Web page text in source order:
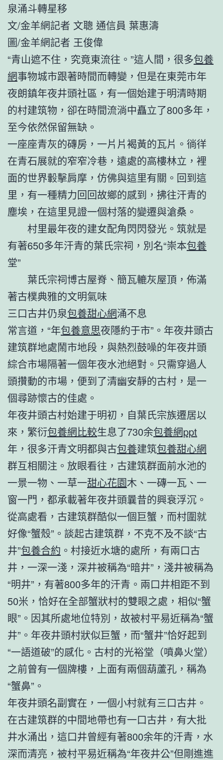
泉涌斗轉星移
文/金羊網記者 文聰 通信員 葉惠濤
圖/金羊網記者 王俊偉
“青山遮不住，究竟東流往。”這人間，很多包養
網事物城市跟著時間而轉變，但是在東莞市年
夜朗鎮年夜井頭社區，有一個始建于明清時期
的村建筑物，卻在時間流淌中矗立了800多年，
至今依然保留無缺。
一座座青灰的磚房，一片片褐黃的瓦片。徜徉
在青石展就的窄窄冷巷，遠處的高樓林立，裡
面的世界轂擊肩摩，仿佛與這里有關。回到這
里，有一種精力回回故鄉的感到，拂往汗青的
塵埃，在這里見證一個村落的變遷與滄桑。
村里最年夜的建女配角閃閃發光。筑就是
有著650多年汗青的葉氏宗祠，別名“崇本包養
堂”
葉氏宗祠博古屋脊、簡瓦轆灰屋頂，佈滿
著古樸典雅的文明氣味
三口古井仍泉包養甜心網涌不息
常言道，“年包養意思夜隱約于市”。年夜井頭古
建筑群地處鬧市地段，與熱烈鼓噪的年夜井頭
綜合市場隔著一個年夜水池絕對。只需穿過人
頭攢動的市場，便到了清幽安靜的古村，是一
個尋跡懷古的佳處。
年夜井頭古村始建于明初，自葉氏宗族遷居以
來，繁衍包養網比較生息了730余包養網ppt
年，很多汗青文明都與古包養建筑包養甜心網
群互相關注。放眼看往，古建筑群面前水池的
一景一物、一草一甜心花園木、一磚一瓦、一
窗一門，都承載著年夜井頭曩昔的興衰浮沉。
從高處看，古建筑群酷似一個巨蟹，而村圍就
好像“蟹殼”。談起古建筑群，不克不及不談“古
井”包養合約 。村接近水塘的處所，有兩口古
井，一深一淺，深井被稱為“暗井”，淺井被稱為
“明井”，有著800多年的汗青。兩口井相距不到
50米，恰好在全部蟹狀村的雙眼之處，相似“蟹
眼”。因其所處地位特別，故被村平易近稱為“蟹
井”。年夜井頭村狀似巨蟹，而“蟹井”恰好起到
“一語道破”的感化。古村的光裕堂（噴鼻火堂）
之前曾有一個牌樓，上面有兩個葫蘆孔，稱為
“蟹鼻”。
年夜井頭名副實在，一個小村就有三口古井。
在古建筑群的中間地帶也有一口古井，有大批
井水涌出，這口井曾經有著800余年的汗青，水
深而清亮，被村平易近稱為“年夜井公”但剛進進